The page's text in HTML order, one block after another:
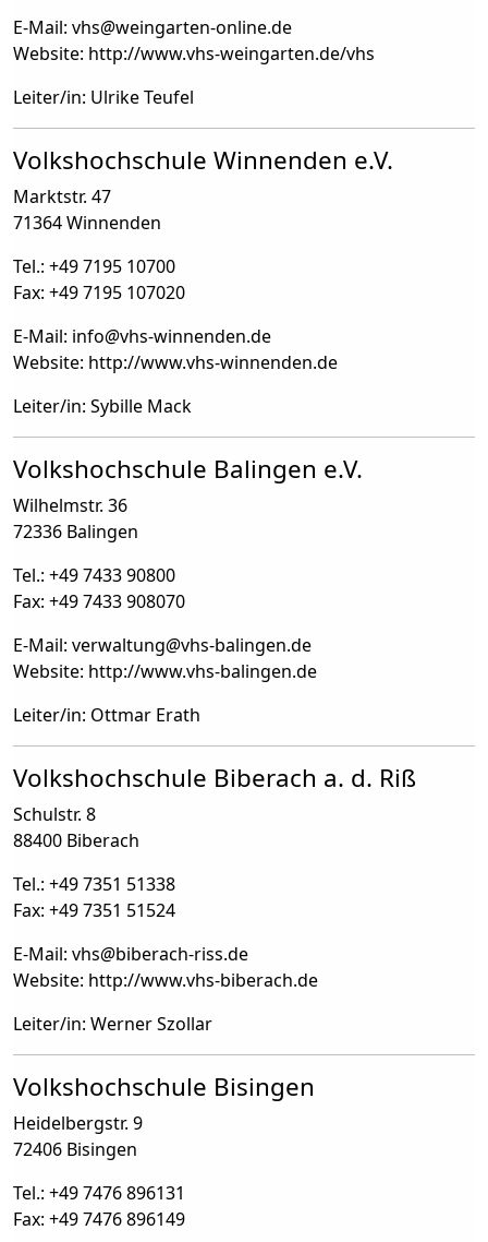
E-Mail: vhs@weingarten-online.de
Website: http://www.vhs-weingarten.de/vhs
Leiter/in: Ulrike Teufel
Volkshochschule Winnenden e.V.
Marktstr. 47
71364 Winnenden
Tel.: +49 7195 10700
Fax: +49 7195 107020
E-Mail: info@vhs-winnenden.de
Website: http://www.vhs-winnenden.de
Leiter/in: Sybille Mack
Volkshochschule Balingen e.V.
Wilhelmstr. 36
72336 Balingen
Tel.: +49 7433 90800
Fax: +49 7433 908070
E-Mail: verwaltung@vhs-balingen.de
Website: http://www.vhs-balingen.de
Leiter/in: Ottmar Erath
Volkshochschule Biberach a. d. Riß
Schulstr. 8
88400 Biberach
Tel.: +49 7351 51338
Fax: +49 7351 51524
E-Mail: vhs@biberach-riss.de
Website: http://www.vhs-biberach.de
Leiter/in: Werner Szollar
Volkshochschule Bisingen
Heidelbergstr. 9
72406 Bisingen
Tel.: +49 7476 896131
Fax: +49 7476 896149